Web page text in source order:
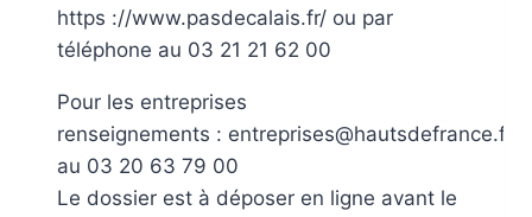
https ://www.pasdecalais.fr/ ou par
téléphone au 03 21 21 62 00
Pour les entreprises
renseignements : entreprises@hautsdefrance.fr
au 03 20 63 79 00
Le dossier est à déposer en ligne avant le